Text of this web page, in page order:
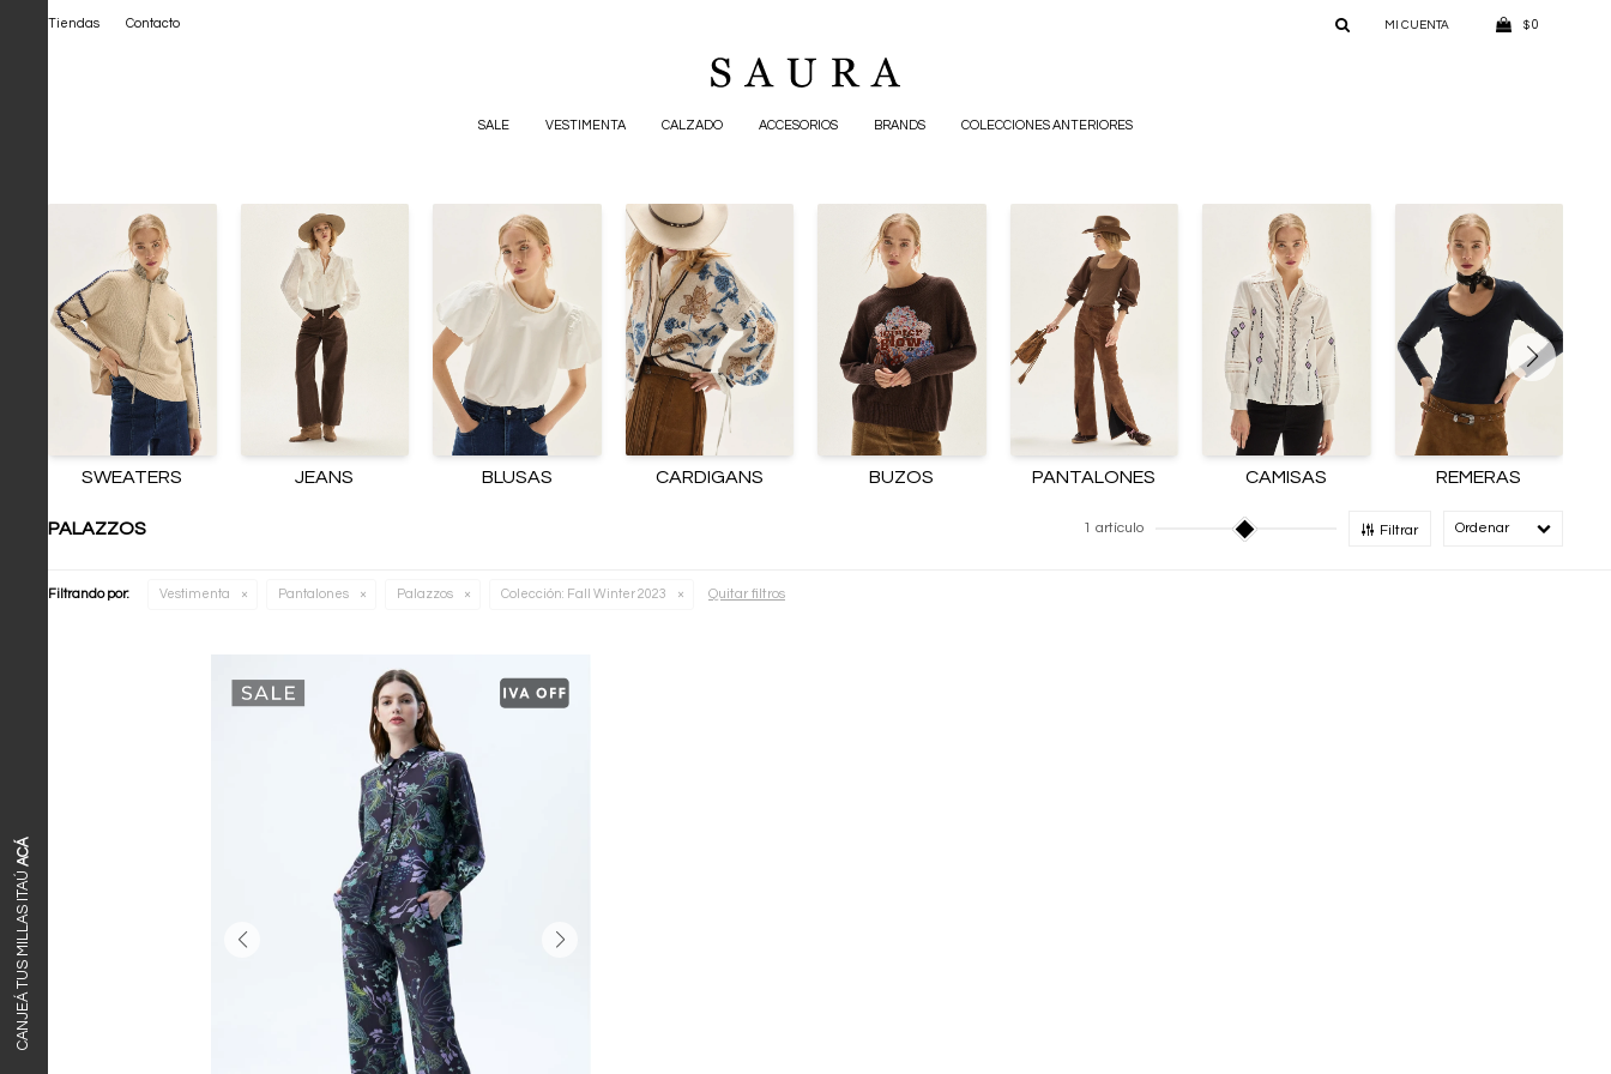
SALE VESTIMENTA CALZADO ACCESORIOS BRANDS COLECCIONES ANTERIORES
$ 0
Tiendas Contacto
CANJEÁ TUS MILLAS ITAÚ
ACÁ
SWEATERS JEANS BLUSAS CARDIGANS BUZOS PANTALONES CAMISAS REMERAS
PALAZZOS 1 artículo Filtrar
Filtrando por: Vestimenta Pantalones Palazzos Colección: Fall Winter 2023 Quitar filtros